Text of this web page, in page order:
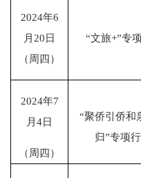
2024年6
月 20日
（周四）
“文旅+”专
2024年7
月4日
（周四）
“聚侨引侨和
归”专项